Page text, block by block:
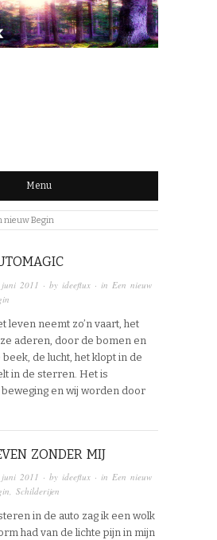
| STROOM
Menu
nieuw Begin
2011 · by ideeflux · in Een nieuw
leven neemt zo’n vaart, het
aderen, door de bomen en
de lucht, het klopt in de
in de sterren. Het is
en wij worden door
ZONDER MIJ
2011 · byideeflux · inEen nieuw
,Schilderijen
in de auto zag ik een wolk
had van de lichte pijn in mijn